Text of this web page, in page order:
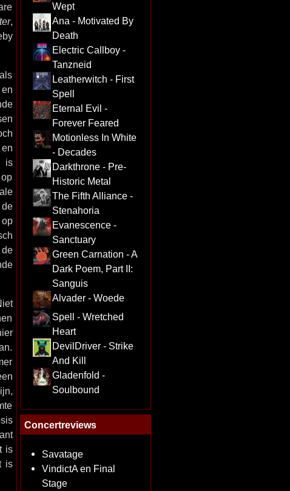
,
is
is
is
Wept
Ana - Motivated By
Death
Electric Callboy -
Tanzneid
Leatherwitch - First
Spell
Eternal Evil -
Forever Feared
Motionless In White
- Decades
Darkthrone - Pre-
Historic Metal
The Fifth Alliance -
Stenahoria
Evanescence -
Sanctuary
Green Carnation - A
Dark Poem, Part II:
Sanguis
Alvader - Woede
Spell - Wretched
Heart
DevilDriver - Strike
And Kill
Gladenfold -
Soulbound
Concertreviews
Savatage
VindictA en Final
Stage